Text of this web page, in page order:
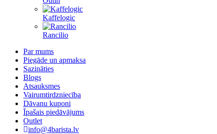
Kaffelogic
Rancilio
Par mums
Piegāde un apmaksa
Sazināties
Blogs
Atsauksmes
Vairumtirdzniecība
Dāvanu kuponi
Īpašais piedāvājums
Outlet
info@4barista.lv